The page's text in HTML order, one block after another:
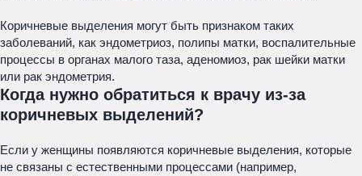
Коричневые выделения могут быть признаком таких
заболеваний, как эндометриоз, полипы матки, воспалительные
процессы в органах малого таза, аденомиоз, рак шейки матки
или рак эндометрия.
Когда нужно обратиться к врачу из-за
коричневых выделений?
Если у женщины появляются коричневые выделения, которые
не связаны с естественными процессами (например,